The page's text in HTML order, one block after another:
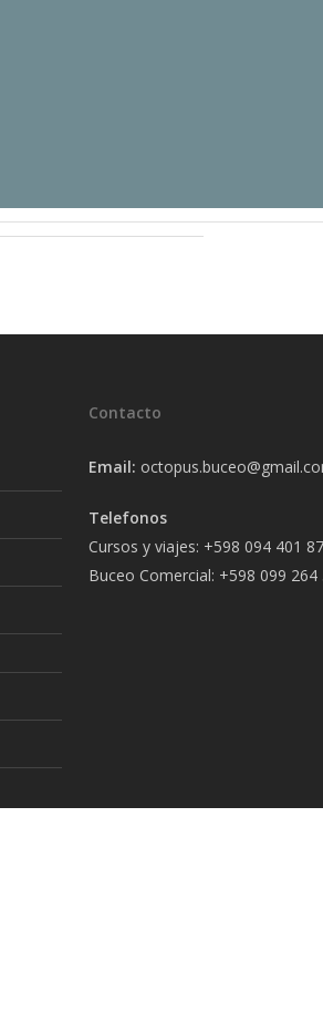
Contacto
Email:
Telefonos
Cursos y viajes: +598 094 401
Buceo Comercial: +598 099 264